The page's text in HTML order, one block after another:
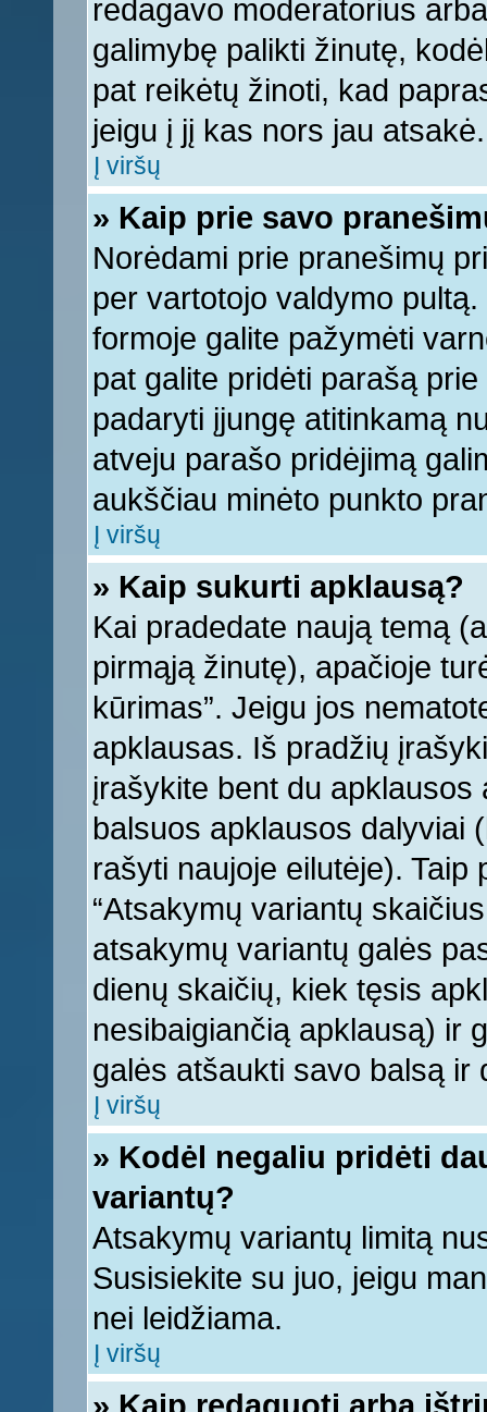
redagavo moderatorius
galimybę palikti žinutę,
pat reikėtų žinoti, kad
jeigu į jį kas nors jau atsakė.
Į viršų
» Kaip prie savo
Norėdami prie pranešimų
per vartotojo valdymo
formoje galite pažymėti
pat galite pridėti parašą
padaryti įjungę atitinkamą
atveju parašo pridėjimą
aukščiau minėto punkto
Į viršų
» Kaip sukurti apklausą?
Kai pradedate naują temą
pirmąją žinutę), apačioje
kūrimas”. Jeigu jos
apklausas. Iš pradžių
įrašykite bent du
balsuos apklausos dalyviai
rašyti naujoje eilutėje).
“Atsakymų variantų
atsakymų variantų galės
dienų skaičių, kiek tęsis
nesibaigiančią apklausą) ir
galės atšaukti savo balsą ir
Į viršų
» Kodėl negaliu pridėti
variantų?
Atsakymų variantų limitą
Susisiekite su juo, jeigu
nei leidžiama.
Į viršų